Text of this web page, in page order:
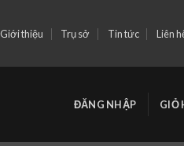
Giới thiệu Trụ sở Tin tức Liên
ĐĂNG NHẬP GIỎ